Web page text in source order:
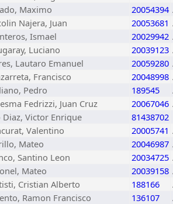
Maximo 20054394
Najera, Juan 20053681
Ismael 20029942
Luciano 20039123
Lautaro Emanuel 20059280
Francisco 20048998
Pedro 189545
Fedrizzi, Juan Cruz 20067046
Diaz, Victor Enrique 81438702
Valentino 20005741
Mateo 20046987
Santino Leon 20034725
Mateo 20039158
Cristian Alberto 188166
Ramon Francisco 136107